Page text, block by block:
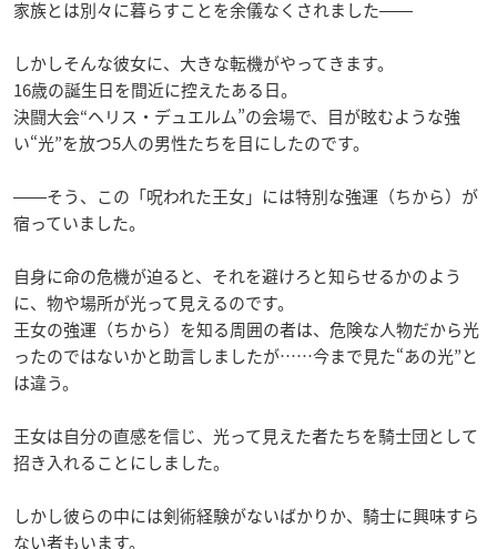
家族とは別々に暮らすことを余儀なくされました――
しかしそんな彼女に、大きな転機がやってきます。
16歳の誕生日を間近に控えたある日。
決闘大会“ヘリス・デュエルム”の会場で、目が眩むような強
い“光”を放つ5人の男性たちを目にしたのです。
――そう、この「呪われた王女」には特別な強運（ちから）が
宿っていました。
自身に命の危機が迫ると、それを避けろと知らせるかのよう
に、物や場所が光って見えるのです。
王女の強運（ちから）を知る周囲の者は、危険な人物だから光
ったのではないかと助言しましたが……今まで見た“あの光”と
は違う。
王女は自分の直感を信じ、光って見えた者たちを騎士団として
招き入れることにしました。
しかし彼らの中には剣術経験がないばかりか、騎士に興味すら
ない者もいます。